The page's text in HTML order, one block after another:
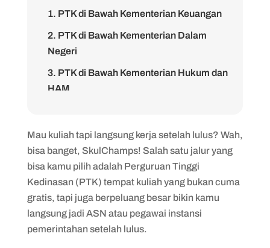
1. PTK di Bawah Kementerian Keuangan
2. PTK di Bawah Kementerian Dalam
Negeri
3. PTK di Bawah Kementerian Hukum dan
HAM
5. PTK di Bawah Badan atau Lembaga
Non-Kementerian
6. Politeknik Statistika STIS
Mau kuliah tapi langsung kerja setelah lulus? Wah,
bisa banget, SkulChamps! Salah satu jalur yang
bisa kamu pilih adalah Perguruan Tinggi
Kedinasan (PTK) tempat kuliah yang bukan cuma
gratis, tapi juga berpeluang besar bikin kamu
langsung jadi ASN atau pegawai instansi
pemerintahan setelah lulus.